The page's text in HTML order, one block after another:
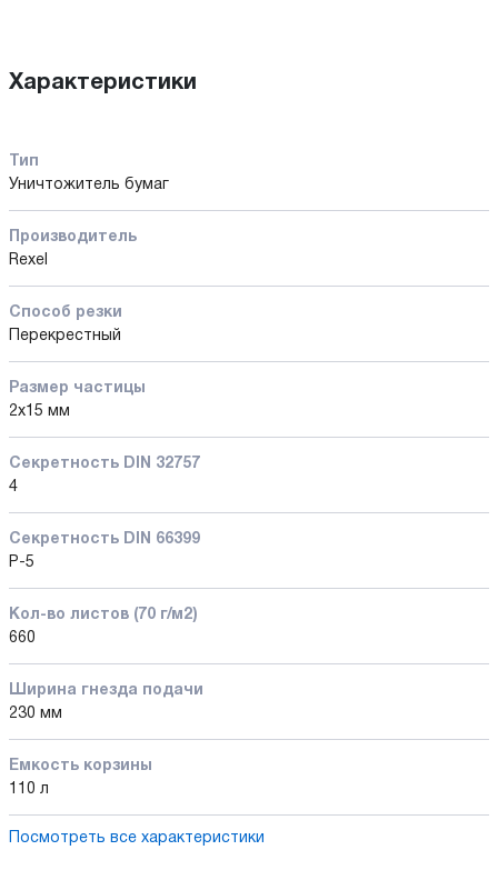
Характеристики
Тип
Уничтожитель бумаг
Производитель
Rexel
Способ резки
Перекрестный
Размер частицы
2x15 мм
Секретность DIN 32757
4
Секретность DIN 66399
P-5
Кол-во листов (70 г/м2)
660
Ширина гнезда подачи
230 мм
Емкость корзины
110 л
Посмотреть все характеристики